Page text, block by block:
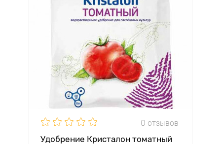
0 отзывов
Удобрение Кристалон томатный